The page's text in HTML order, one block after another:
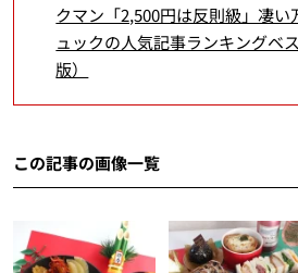
クマン「2,500円は反則級」凄
ュックの人気記事ランキングベ
版）
この記事の画像一覧